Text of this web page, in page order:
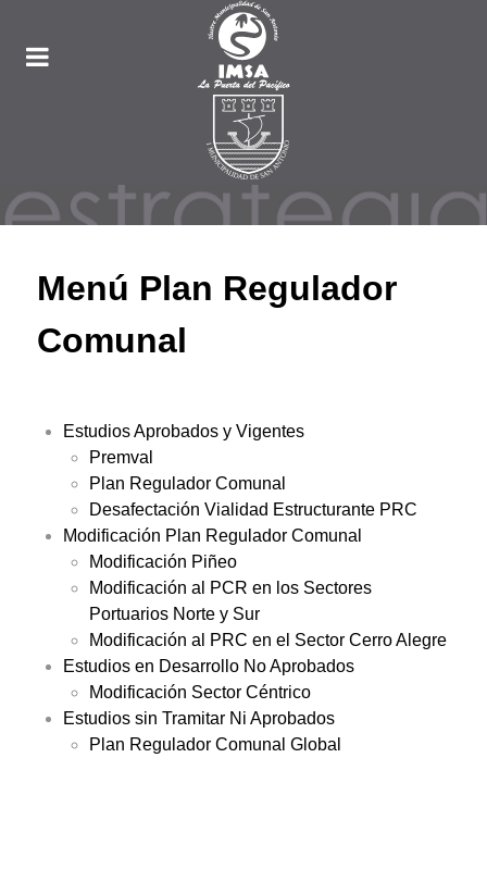
Menú Plan Regulador
Comunal
Estudios Aprobados y Vigentes
Premval
Plan Regulador Comunal
Desafectación Vialidad Estructurante PRC
Modificación Plan Regulador Comunal
Modificación Piñeo
Modificación al PCR en los Sectores
Portuarios Norte y Sur
Modificación al PRC en el Sector Cerro Alegre
Estudios en Desarrollo No Aprobados
Modificación Sector Céntrico
Estudios sin Tramitar Ni Aprobados
Plan Regulador Comunal Global